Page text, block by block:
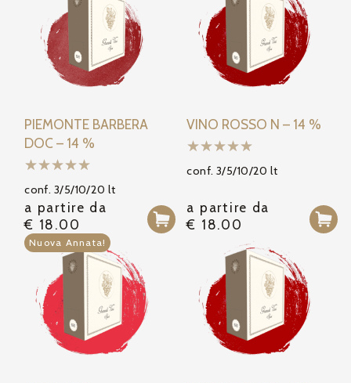
PIEMONTE BARBERA
DOC – 14 %
conf. 3/5/10/20 lt
a partire da
€ 18.00
VINO ROSSO N – 14 %
conf. 3/5/10/20 lt
a partire da
€ 18.00
Nuova Annata!